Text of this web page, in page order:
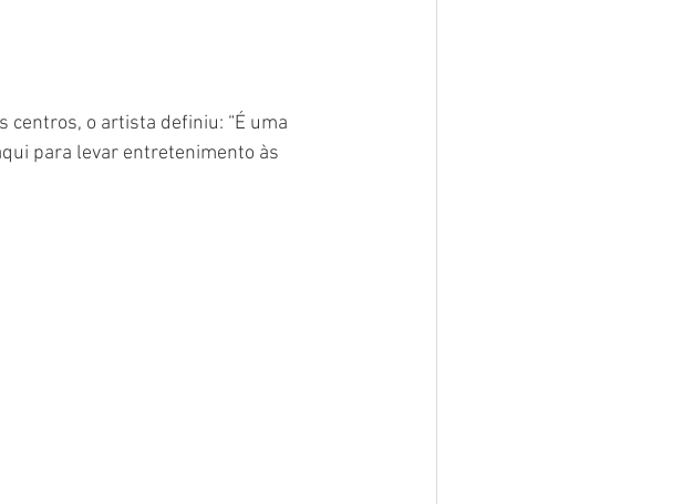
o artista definiu: “É uma
para levar entretenimento às